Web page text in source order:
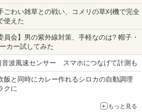
ごわい雑草との戦い、コメリの草刈機で完全
使えた
員会】男の紫外線対策、手軽なのは? 帽子・
カー試してみた
音波風速センサー スマホにつなげて計測も
飯と同時にカレー作れるシロカの自動調理
クに
もっと見る